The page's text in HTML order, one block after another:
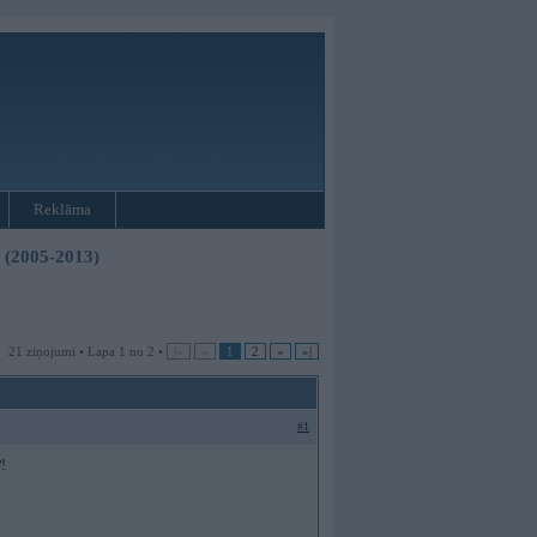
Reklāma
2013)
21 ziņojumi • Lapa 1 no 2 • |« « 1 2 » »|
#1